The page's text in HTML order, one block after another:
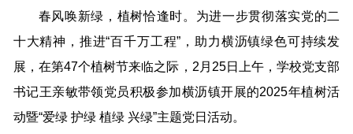
春风唤新绿，植树恰逢时。为进一步贯彻落实党的二
十大精神，推进“百千万工程”，助力横沥镇绿色可持续发
展，在第47个植树节来临之际，2月25日上午，学校党支部
书记王亲敏带领党员积极参加横沥镇开展的2025年植树活
动暨“爱绿 护绿 植绿 兴绿”主题党日活动。